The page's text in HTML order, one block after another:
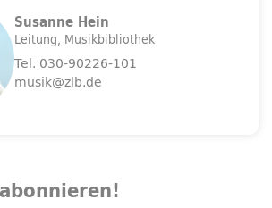
Susanne Hein
Leitung Musikbibliothek
Tel. 030-90226-101
musik@zlb.de
abonnieren!